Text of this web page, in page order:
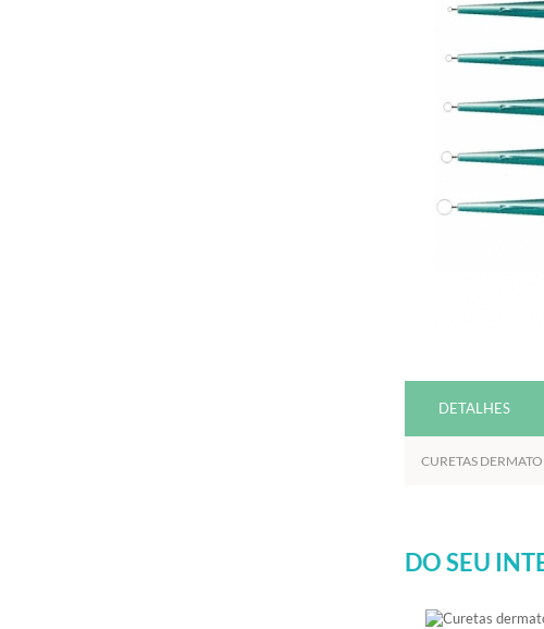
DETALHES
CURETAS
DO SEU